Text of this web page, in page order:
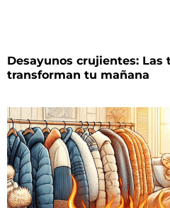
Desayunos crujientes: Las
transforman tu mañana